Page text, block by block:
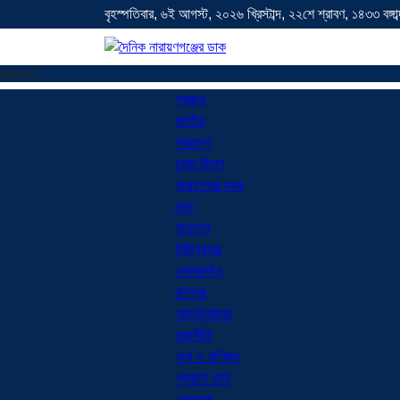
বৃহস্পতিবার, ৬ই আগস্ট, ২০২৬ খ্রিস্টাব্দ, ২২শে শ্রাবণ, ১৪৩৩
Menu
প্রচ্ছদ
জাতীয়
সারাদেশ
ঢাকা বিভাগ
নারায়ণগঞ্জ সদর
বন্দর
ফতুল্লা
সিদ্ধিরগঞ্জ
সোনারগাঁও
রূপগঞ্জ
আড়াইহাজার
রাজনীতি
অর্থ ও বাণিজ্য
প্রবাসে ডাক